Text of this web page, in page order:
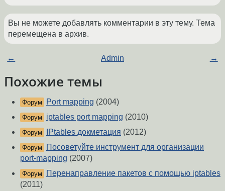
Вы не можете добавлять комментарии в эту тему. Тема
перемещена в архив.
← Admin →
Похожие темы
Форум Port mapping (2004)
Форум iptables port mapping (2010)
Форум IPtables докметация (2012)
Форум
Посоветуйте инструмент для организации
port-mapping (2007)
Форум
Перенаправление пакетов с помощью iptables
(2011)